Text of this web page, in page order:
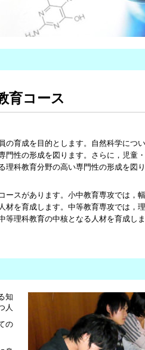
育コース
育成を目的とします。自然科学につ
性の形成を図ります。さらに，児童
科教育分野の高い専門性の形成を図り
スがあります。小中教育専攻では，
材を育成します。中等教育専攻では，
理科教育の中核となる人材を育成しま
知
人
の